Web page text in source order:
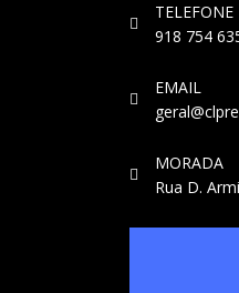
TELEFONE
918 754
EMAIL
MORADA
Rua D.